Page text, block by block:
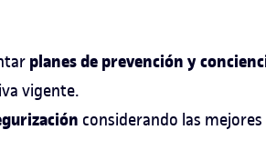
planes de prevención y
vigente.
considerando las